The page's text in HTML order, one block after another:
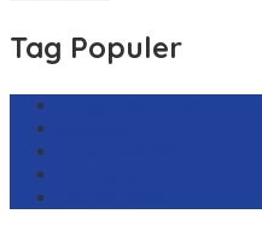
Tag Populer